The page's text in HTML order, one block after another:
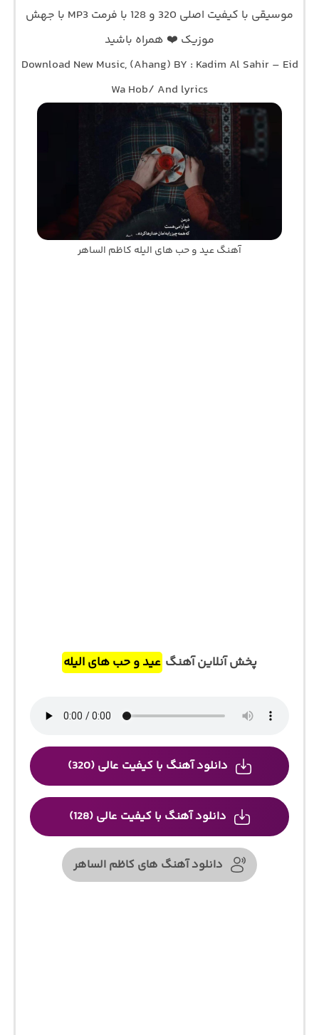
موسیقی با کیفیت اصلی 320 و 128 با فرمت MP3 با جهش
موزیک ❤️ همراه باشید
Download New Music, (Ahang) BY : Kadim Al Sahir – Eid
Wa Hob/ And lyrics
آهنگ عید و حب های الیله کاظم الساهر
پخش آنلاین آهنگ عید و حب های الیله
دانلود آهنگ با کیفیت عالی (320)
دانلود آهنگ با کیفیت عالی (128)
دانلود آهنگ های کاظم الساهر